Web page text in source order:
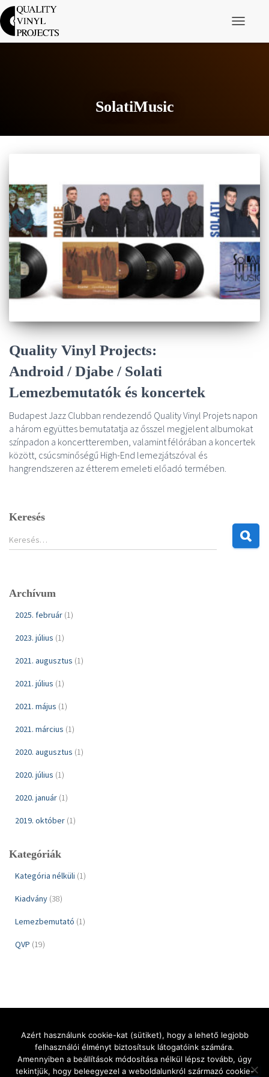
SolatiMusic
Quality Vinyl Projects:
Android / Djabe / Solati
Lemezbemutatók és koncertek
Budapest Jazz Clubban rendezendő Quality Vinyl Projets napon
a három együttes bemutatatja az ősszel megjelent albumokat
színpadon a koncertteremben, valamint félórában a koncertek
között, csúcsminőségű High-End lemezjátszóval és
hangrendszeren az étterem emeleti előadó termében.
Keresés
e
é
Keresés…
Archívum
2025. február (1)
2023. július (1)
2021. augusztus (1)
2021. július (1)
2021. május (1)
2021. március (1)
2020. augusztus (1)
2020. július (1)
2020. január (1)
2019. október (1)
Kategóriák
Kategória nélküli (1)
Kiadvány (38)
Lemezbemutató (1)
QVP (19)
KEZDŐLAP QUALITY VINYL PROJECTS KIADVÁNYOK HÍREK
Azért használunk cookie-kat (sütiket), hogy a lehető legjobb
felhasználói élményt biztosítsuk látogatóink számára.
Amennyiben a beállítások módosítása nélkül lépsz tovább, úgy
tekintjük, hogy beleegyezel a weboldalunkról származó cookie-